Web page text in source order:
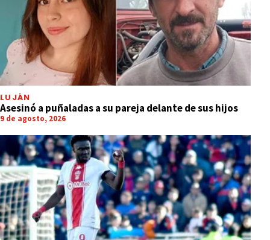
LUJÁN
Asesinó a puñaladas a su pareja delante de sus hijos
9 de agosto, 2026